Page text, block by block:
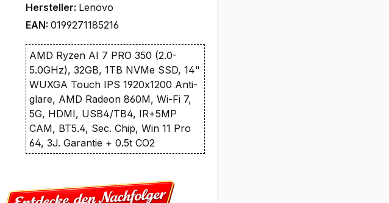
Hersteller: Lenovo
EAN:0199271185216
AMD Ryzen AI 7 PRO 350 (2.0-
5.0GHz), 32GB, 1TB NVMe SSD, 14"
WUXGA Touch IPS 1920x1200 Anti-
glare, AMD Radeon 860M, Wi-Fi 7,
5G, HDMI, USB4/TB4, IR+5MP
CAM, BT5.4, Sec. Chip, Win 11 Pro
64, 3J. Garantie + 0.5t CO2